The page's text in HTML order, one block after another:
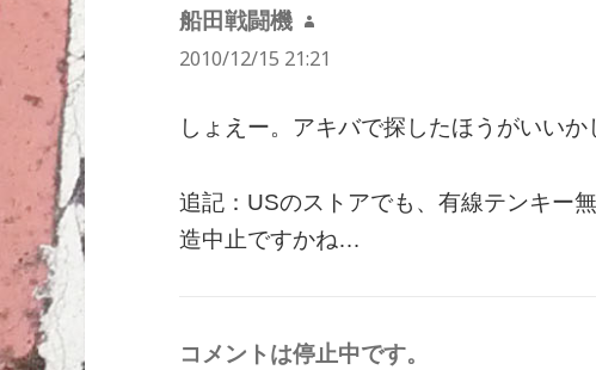
船田戦闘機
よ
り:
2010/12/15 21:21
しょえー。アキバで探したほうがいい
追記：USのストアでも、有線テンキー
造中止ですかね…
コメントは停止中です。